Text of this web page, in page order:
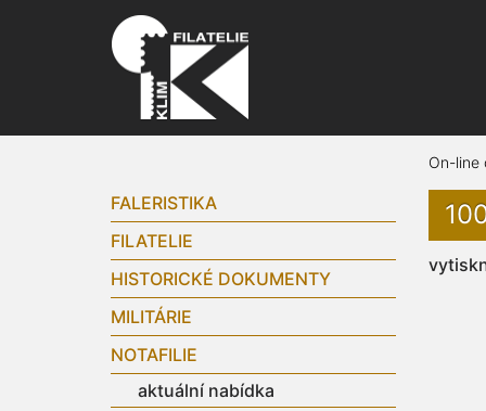
FALERISTIKA
FILATELIE
HISTORICKÉ DOKUMENTY
MILITÁRIE
NOTAFILIE
aktuální nabídka
On-line